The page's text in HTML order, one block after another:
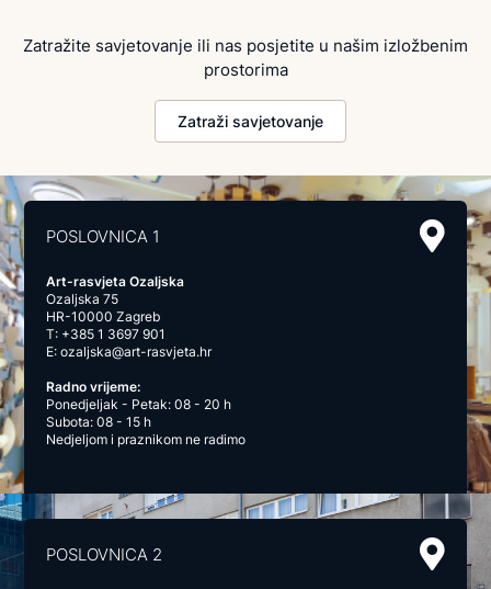
Zatražite savjetovanje ili nas posjetite u našim izložbenim
prostorima
Zatraži savjetovanje
POSLOVNICA 1
Art-rasvjeta Ozaljska
Ozaljska 75
HR-10000 Zagreb
T: +385 1 3697 901
E:ozaljska@art-rasvjeta.hr
Radno vrijeme:
Ponedjeljak - Petak: 08 - 20 h
Subota: 08 - 15 h
Nedjeljom i praznikom ne radimo
POSLOVNICA 2